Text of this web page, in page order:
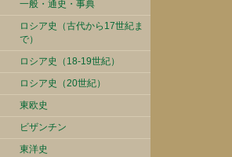
一般・通史・事典
ロシア史（古代から17世紀ま
で）
ロシア史（18-19世紀）
ロシア史（20世紀）
東欧史
ビザンチン
東洋史